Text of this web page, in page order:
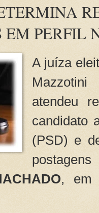
EM PERFIL
A juíza
atendeu
candidato
(PSD) e
, em